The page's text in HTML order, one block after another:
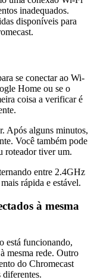
inadequados.
disponíveis para
se conectar ao Wi-
Home ou se o
coisa a verificar é
Após alguns minutos,
Você também pode
roteador tiver um.
entre 2.4GHz
rápida e estável.
à mesma
está funcionando,
mesma rede. Outro
do Chromecast
diferentes.